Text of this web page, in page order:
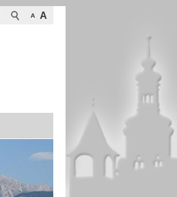
A A